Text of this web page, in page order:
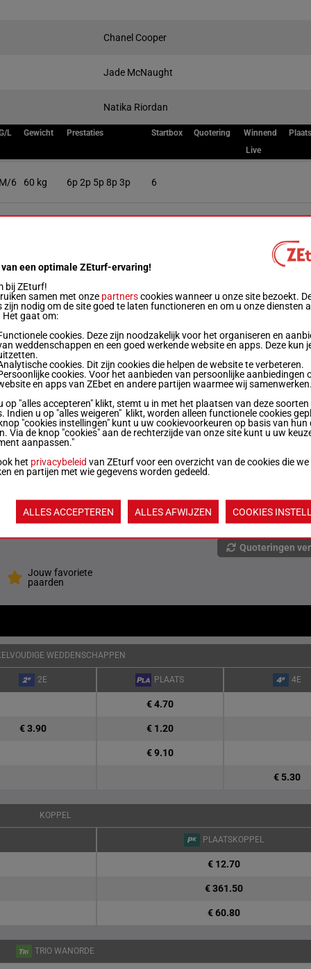
Chanel Cooper
Jade McNaught
Natika Riordan
L Gewicht Prestaties Startbox Quotering Winnend
Plaats
Live
6 60 kg 6p 2p 5p 8p 3p 6
6 54.5 kg 1p 4p 0p 0p 0p
5 54 kg 7p 5p 1p 5p 6p 7
5 52.5 kg 4p 9p 0p 4p 9p 1
5 54 kg 6p 7p 8p 7p 8
8 54 kg 0p 8p 0p 0p 0p 5
6 54 kg 6p 6p 5p 7p 0p 9
54 kg 6p 3p 4p 3p 6p 2
Quoteringen
Jouw favoriete
paarden
WEDDENSCHAPPEN
2E PLAATS 4E
€ 4.70
€ 3.90 € 1.20
€ 9.10
€ 5.30
KOPPEL
PLAATSKOPPEL
€ 12.70
€ 361.50
€ 60.80
TRIO WANORDE
een optimale ZEturf-ervaring!
bij ZEturf!
samen met onze partnerscookies wanneer u onze site bezoekt.
zijn nodig om de site goed te laten functioneren en om u onze diensten
Het gaat om:
cookies. Deze zijn noodzakelijk voor het organiseren en
weddenschappen en een goed werkende website en apps. Deze kun
cookies. Dit zijn cookies die helpen de website te verbeteren.
cookies. Voor het aanbieden van persoonlijke aanbiedingen
en apps van ZEbet en andere partijen waarmee wij
op "alles accepteren" klikt, stemt u in met het plaatsen van deze soorten
Indien u op "alles weigeren" klikt, worden alleen functionele cookies
"cookies instellingen" kunt u uw cookievoorkeuren op basis van hun
Via de knop "cookies" aan de rechterzijde van onze site kunt u uw
aanpassen."
het privacybeleid van ZEturf voor een overzicht van de cookies die we
en partijen met wie gegevens worden gedeeld.
ALLES ACCEPTEREN ALLES AFWIJZEN COOKIES